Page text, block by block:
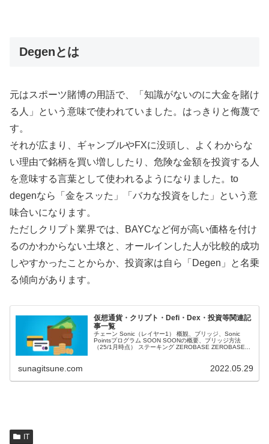
Degenとは
元はスポーツ賭博の用語で、「知識がないのに大金を賭け
る人」という意味で使われていました。はっきりと侮蔑で
す。
それが広まり、ギャンブルやFXに没頭し、よくわからな
い理由で銘柄を買い増ししたり、危険な金額を投資する人
を意味する言葉として使われるようになりました。to
degenなら「金をスッた」「バカな投資をした」という意
味合いになります。
ただしクリプト業界では、BAYCなど何が高い価格を付け
るのかわからない土壌と、オールインした人が比較的成功
しやすかったことからか、投資家は自ら「Degen」と名乗
る傾向があります。
仮想通貨・クリプト・Defi・Dex・投資等関連記
事一覧
チェーン Sonic（レイヤー1） 概観、ブリッジ、Sonic
Pointsプログラム SOON SOONの概要、ブリッジ方法
（25/1月時点） ステーキング ZEROBASE ZEROBASE...
sunagitsune.com 2022.05.29
IT